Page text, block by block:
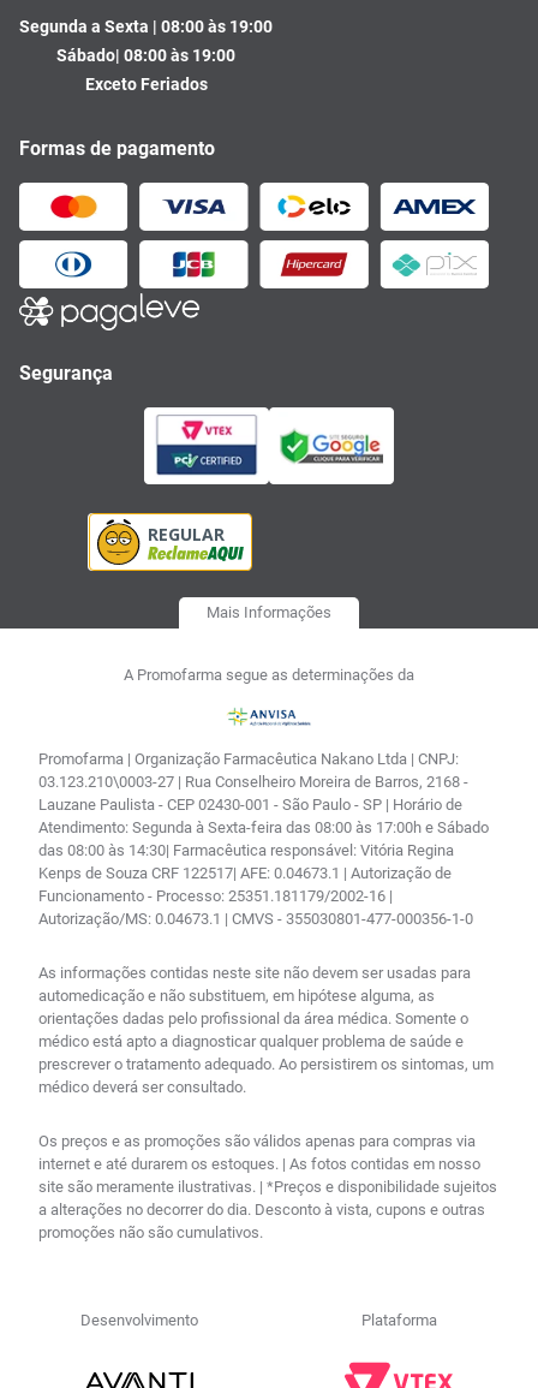
Segunda a Sexta | 08:00 às 19:00
Sábado| 08:00 às 19:00
Exceto Feriados
Formas de pagamento
Segurança
Mais Informações
A Promofarma segue as determinações da
Promofarma | Organização Farmacêutica Nakano Ltda | CNPJ:
03.123.210\0003-27 | Rua Conselheiro Moreira de Barros, 2168 -
Lauzane Paulista - CEP 02430-001 - São Paulo - SP | Horário de
Atendimento: Segunda à Sexta-feira das 08:00 às 17:00h e Sábado
das 08:00 às 14:30| Farmacêutica responsável: Vitória Regina
Kenps de Souza CRF 122517| AFE: 0.04673.1 | Autorização de
Funcionamento - Processo: 25351.181179/2002-16 |
Autorização/MS: 0.04673.1 | CMVS - 355030801-477-000356-1-0
As informações contidas neste site não devem ser usadas para
automedicação e não substituem, em hipótese alguma, as
orientações dadas pelo profissional da área médica. Somente o
médico está apto a diagnosticar qualquer problema de saúde e
prescrever o tratamento adequado. Ao persistirem os sintomas, um
médico deverá ser consultado.
Os preços e as promoções são válidos apenas para compras via
internet e até durarem os estoques. | As fotos contidas em nosso
site são meramente ilustrativas. | *Preços e disponibilidade sujeitos
a alterações no decorrer do dia. Desconto à vista, cupons e outras
promoções não são cumulativos.
Desenvolvimento Plataforma